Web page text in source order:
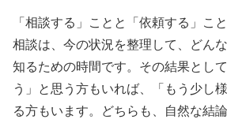
「相談する」ことと「依頼する」こ
相談は、今の状況を整理して、どん
知るための時間です。その結果とし
う」と思う方もいれば、「もう少し
る方もいます。どちらも、自然な結論